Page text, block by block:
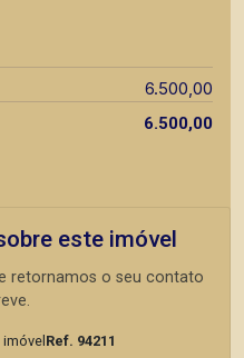
6.500,00
6.500,00
este imóvel
retornamos o seu contato
Ref. 94211